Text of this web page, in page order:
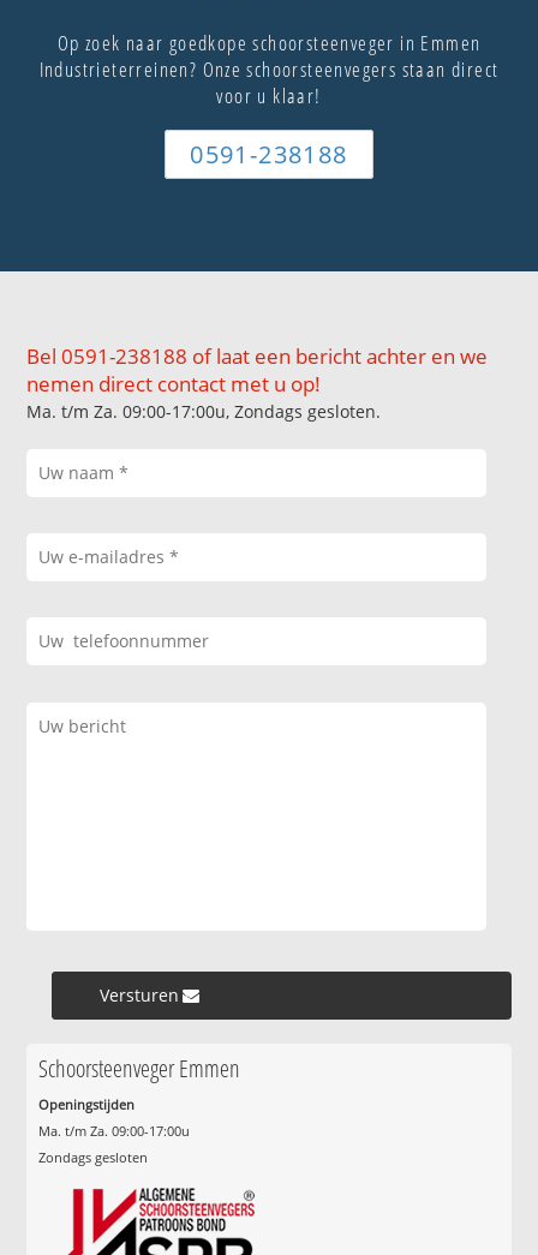
Op zoek naar goedkope schoorsteenveger in Emmen
Industrieterreinen? Onze schoorsteenvegers staan direct
voor u klaar!
0591-238188
Bel 0591-238188 of laat een bericht achter en we
nemen direct contact met u op!
Ma. t/m Za. 09:00-17:00u, Zondags gesloten.
Versturen »
Schoorsteenveger Emmen
Openingstijden
Ma. t/m Za. 09:00-17:00u
Zondags gesloten